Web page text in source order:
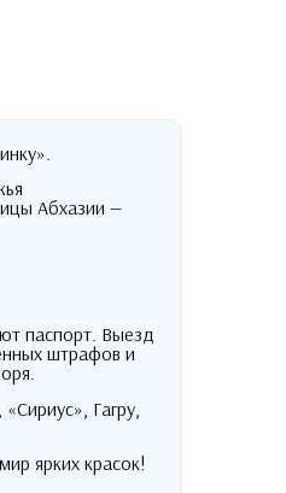
Абхазии —
паспорт Выезд
штрафов и
«Сириус» Гагру
ярких красок!